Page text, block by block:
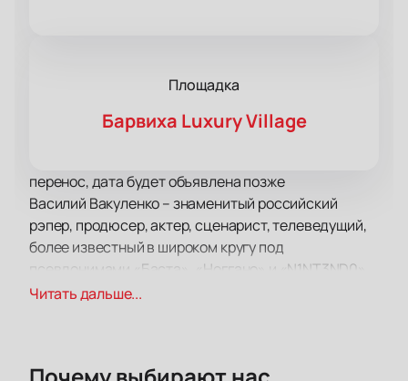
Площадка
Барвиха Luxury Village
перенос, дата будет объявлена позже
Василий Вакуленко – знаменитый российский
рэпер, продюсер, актер, сценарист, телеведущий,
более известный в широком кругу под
псевдонимами «Баста», «Ноггано» и «N1NT3ND0».
За свою творческую карьеру добился выдающихся
Читать дальше...